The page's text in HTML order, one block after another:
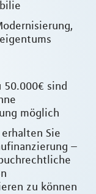
sind
möglich
Sie
–
zu können